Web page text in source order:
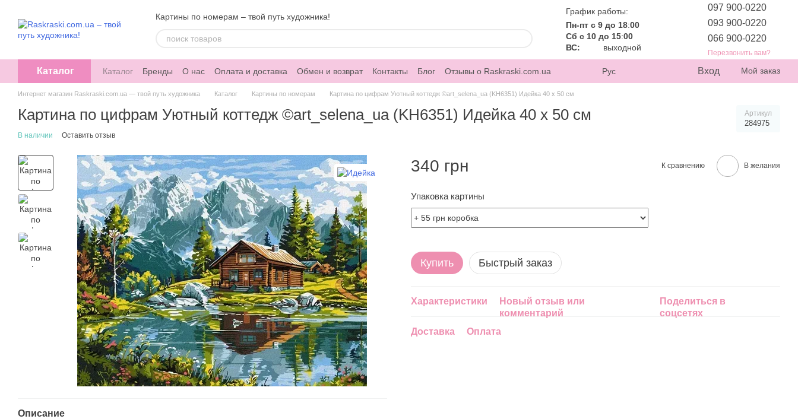
Картины по номерам – твой путь художника!
График работы:
Пн-пт с 9 до 18:00
Сб с 10 до 15:00
ВС:
выходной
097 900-0220
093 900-0220
066 900-0220
Перезвонить вам?
Каталог Каталог Бренды О нас Оплата и доставка Обмен и возврат Контакты Блог Отзывы о Raskraski.com.ua Рус Вход Мой заказ
Интернет магазин Raskraski.com.ua — твой путь художника Каталог Картины по номерам Картина по цифрам Уютный коттедж ©art_selena_ua (KH6351) Идейка 40 х 50 см
Картина по цифрам Уютный коттедж ©art_selena_ua (KH6351) Идейка 40 х 50 см Артикул
284975
В наличии Оставить отзыв
Описание
340 грн К сравнению В желания
Упаковка картины
Купить Быстрый заказ
Характеристики
Новый отзыв или
комментарий
Поделиться в
соцсетях
Доставка
Оплата